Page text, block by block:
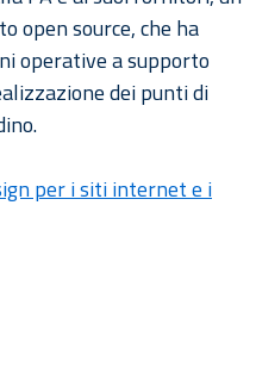
open source, che ha
operative a supporto
dei punti di
per i siti internet e i